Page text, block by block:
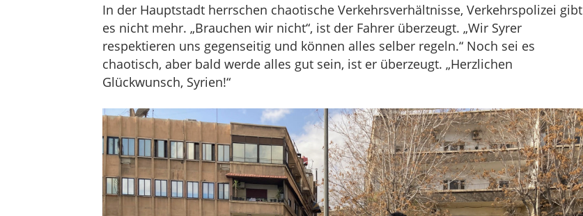
In der Hauptstadt herrschen chaotische Verkehrsverhältnisse, Verkehrspolizei gibt
es nicht mehr. „Brauchen wir nicht“, ist der Fahrer überzeugt. „Wir Syrer
respektieren uns gegenseitig und können alles selber regeln.“ Noch sei es
chaotisch, aber bald werde alles gut sein, ist er überzeugt. „Herzlichen
Glückwunsch, Syrien!“